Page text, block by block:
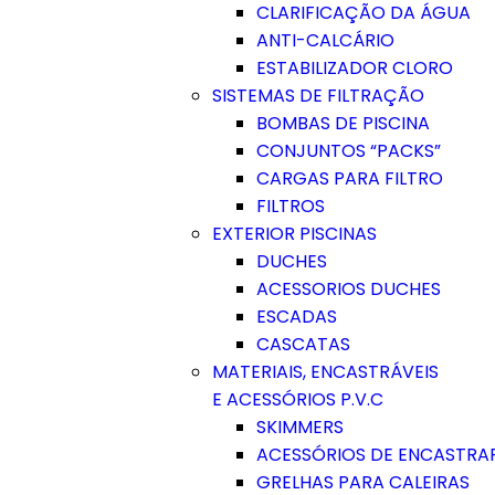
CLARIFICAÇÃO DA ÁGUA
ANTI-CALCÁRIO
ESTABILIZADOR CLORO
SISTEMAS DE FILTRAÇÃO
BOMBAS DE PISCINA
CONJUNTOS “PACKS”
CARGAS PARA FILTRO
FILTROS
EXTERIOR PISCINAS
DUCHES
ACESSORIOS DUCHES
ESCADAS
CASCATAS
MATERIAIS, ENCASTRÁVEIS
E ACESSÓRIOS P.V.C
SKIMMERS
ACESSÓRIOS DE
GRELHAS PARA CALEIRAS